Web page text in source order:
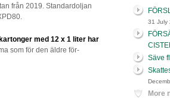
från 2019. Standardoljan
med 12 x 1 liter har
som för den äldre för-
31 July
Säve
More